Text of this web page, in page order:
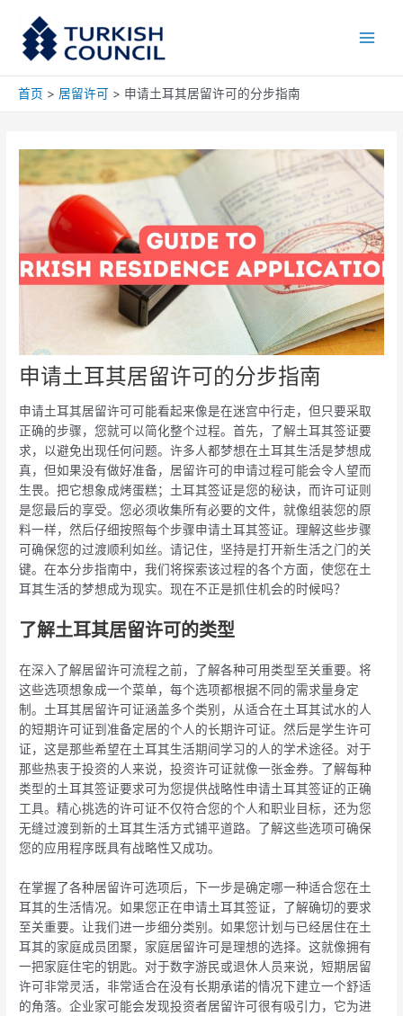
首页 居留许可 申请土耳其居留许可的分步指南
申请土耳其居留许可的分步指南
申请土耳其居留许可可能看起来像是在迷宫中行走，但只要采取
正确的步骤，您就可以简化整个过程。首先，了解土耳其签证要
求，以避免出现任何问题。许多人都梦想在土耳其生活是梦想成
真，但如果没有做好准备，居留许可的申请过程可能会令人望而
生畏。把它想象成烤蛋糕；土耳其签证是您的秘诀，而许可证则
是您最后的享受。您必须收集所有必要的文件，就像组装您的原
料一样，然后仔细按照每个步骤申请土耳其签证。理解这些步骤
可确保您的过渡顺利如丝。请记住，坚持是打开新生活之门的关
键。在本分步指南中，我们将探索该过程的各个方面，使您在土
耳其生活的梦想成为现实。现在不正是抓住机会的时候吗？
了解土耳其居留许可的类型
在深入了解居留许可流程之前，了解各种可用类型至关重要。将
这些选项想象成一个菜单，每个选项都根据不同的需求量身定
制。土耳其居留许可证涵盖多个类别，从适合在土耳其试水的人
的短期许可证到准备定居的个人的长期许可证。然后是学生许可
证，这是那些希望在土耳其生活期间学习的人的学术途径。对于
那些热衷于投资的人来说，投资许可证就像一张金券。了解每种
类型的土耳其签证要求可为您提供战略性申请土耳其签证的正确
工具。精心挑选的许可证不仅符合您的个人和职业目标，还为您
无缝过渡到新的土耳其生活方式铺平道路。了解这些选项可确保
您的应用程序既具有战略性又成功。
在掌握了各种居留许可选项后，下一步是确定哪一种适合您在土
耳其的生活情况。如果您正在申请土耳其签证，了解确切的要求
至关重要。让我们进一步细分类别。如果您计划与已经居住在土
耳其的家庭成员团聚，家庭居留许可是理想的选择。这就像拥有
一把家庭住宅的钥匙。对于数字游民或退休人员来说，短期居留
许可非常灵活，非常适合在没有长期承诺的情况下建立一个舒适
的角落。企业家可能会发现投资者居留许可很有吸引力，它为进